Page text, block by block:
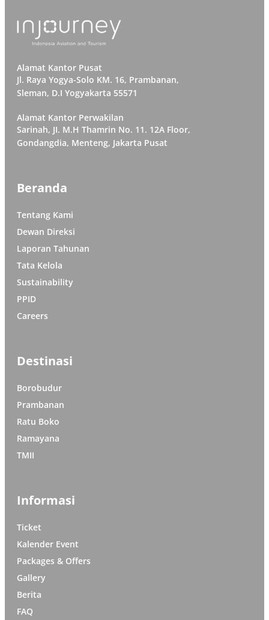
Alamat Kantor Pusat
Jl. Raya Yogya-Solo KM. 16, Prambanan,
Sleman, D.I Yogyakarta 55571
Alamat Kantor Perwakilan
Sarinah, JI. M.H Thamrin No. 11. 12A Floor,
Gondangdia, Menteng, Jakarta Pusat
Beranda
Tentang Kami
Dewan Direksi
Laporan Tahunan
Tata Kelola
Sustainability
PPID
Careers
Destinasi
Borobudur
Prambanan
Ratu Boko
Ramayana
TMII
Informasi
Ticket
Kalender Event
Packages & Offers
Gallery
Berita
FAQ